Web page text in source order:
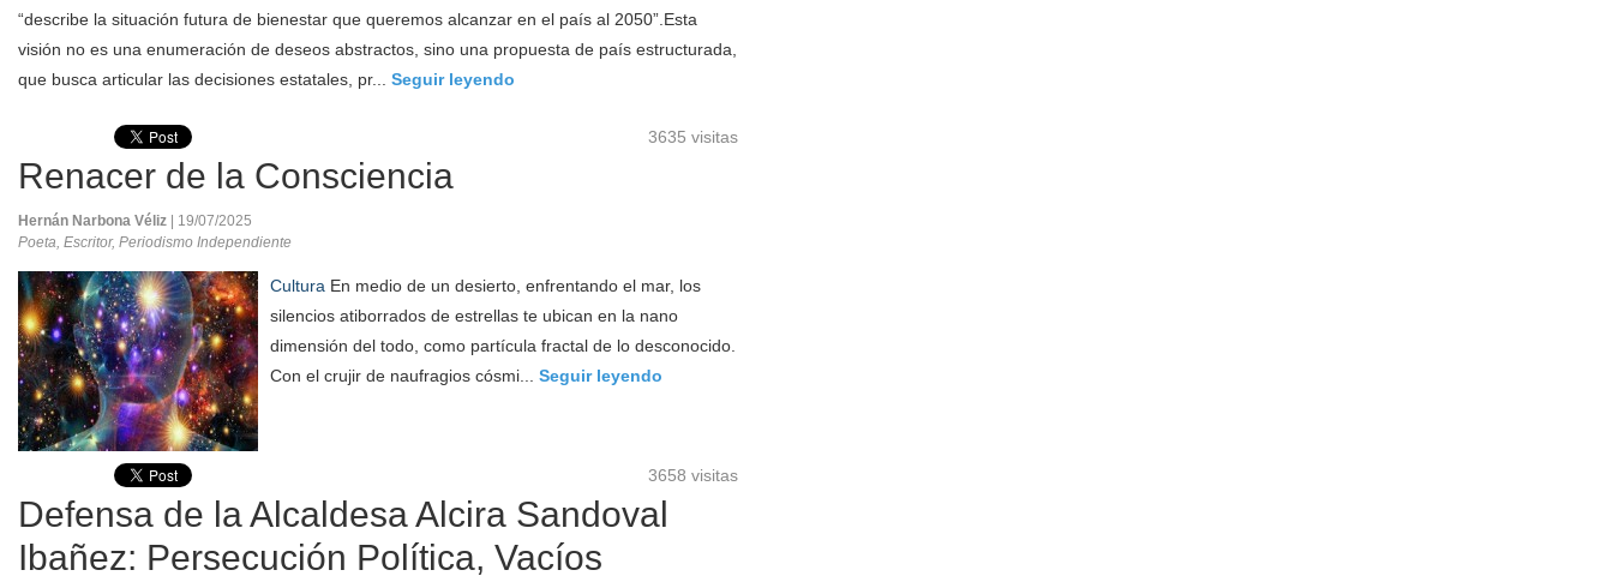
“describe la situación futura de bienestar que queremos alcanzar en el país al 2050”.Esta
visión no es una enumeración de deseos abstractos, sino una propuesta de país estructurada,
que busca articular las decisiones estatales, pr... Seguir leyendo
3635 visitas
Renacer de la Consciencia
Hernán Narbona Véliz
| 19/07/2025
Poeta, Escritor, Periodismo Independiente
Cultura En medio de un desierto, enfrentando el mar, los
silencios atiborrados de estrellas te ubican en la nano
dimensión del todo, como partícula fractal de lo desconocido.
Con el crujir de naufragios cósmi... Seguir leyendo
3658 visitas
Defensa de la Alcaldesa Alcira Sandoval
Ibañez: Persecución Política, Vacíos